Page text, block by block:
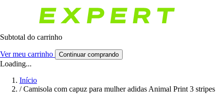
Subtotal do carrinho
Ver meu carrinho Continuar comprando
Loading...
Início
/ Camisola com capuz para mulher adidas Animal Print 3 stripes